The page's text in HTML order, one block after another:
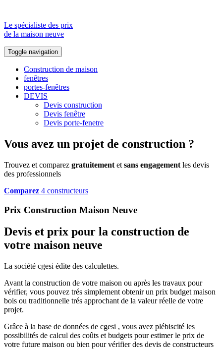
Le spécialiste des prix
de la maison neuve
Toggle navigation
Construction de maison
fenêtres
portes-fenêtres
DEVIS
Devis construction
Devis fenêtre
Devis porte-fenetre
Vous avez un projet de construction ?
Trouvez et comparez gratuitement et sans engagement les devis
des professionnels
Comparez 4 constructeurs
Prix Construction Maison Neuve
Devis et prix pour la construction de
votre maison neuve
La société cgesi édite des calculettes.
Avant la construction de votre maison ou après les travaux pour
vérifier, vous pouvez trés simplement obtenir un prix budget maison
bois ou traditionnelle trés approchant de la valeur réelle de votre
projet.
Grâce à la base de données de cgesi , vous avez plébiscité les
possibilités de calcul des coûts et budgets pour estimer le prix de
votre future maison ou bien pour vérifier des devis de constructeurs